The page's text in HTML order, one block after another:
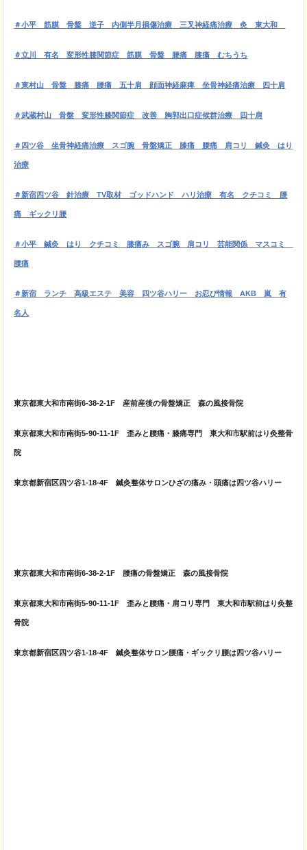
＃小平 筋膜骨盤 逆子 内側半月損傷治療 三叉神経痛治療 灸 東大和
＃立川 有名 変形性膝関節症 筋膜 骨盤 腰痛 膝痛 むちうち
＃東村山 骨盤 膝痛 腰痛 五十肩 顔面神経麻痺 坐骨神経痛治療 四十肩
＃武蔵村山 骨盤 変形性膝関節症 改善 胸郭出口症候群治療 四十肩
＃四ツ谷 坐骨神経痛治療 スゴ腕 骨盤矯正 膝痛 腰痛 肩コリ 鍼灸 はり
治療
＃新宿四ツ谷 針治療 TV取材 ゴッドハンド ハリ治療 有名 クチコミ 腰
痛 ギックリ腰
＃小平 鍼灸 はり クチコミ 膝痛み スゴ腕 肩コリ 芸能関係 マスコミ
腰痛
＃新宿 ランチ 高級エステ 美容 四ツ谷ハリー お忍び情報 AKB 嵐 有
名人
東京都東大和市南街6-38-2-1F 産前産後の骨盤矯正 森の風接骨院
東京都東大和市南街5-90-11-1F 歪みと腰痛・膝痛専門 東大和市駅前はり灸整骨
院
東京都新宿区四ツ谷1-18-4F 鍼灸整体サロンひざの痛み・頭痛は四ツ谷ハリー
東京都東大和市南街6-38-2-1F 腰痛の骨盤矯正 森の風接骨院
東京都東大和市南街5-90-11-1F 歪みと腰痛・肩コリ専門 東大和市駅前はり灸整
骨院
東京都新宿区四ツ谷1-18-4F 鍼灸整体サロン腰痛・ギックリ腰は四ツ谷ハリー